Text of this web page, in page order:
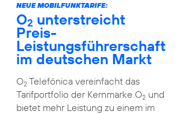
NEUE MOBILFUNKTARIFE:
O2 unterstreicht
Preis-
Leistungsführerschaft
im deutschen Markt
O2Telefónica vereinfacht das
Tarifportfolio der Kernmarke O2und
bietet mehr Leistung zu einem im